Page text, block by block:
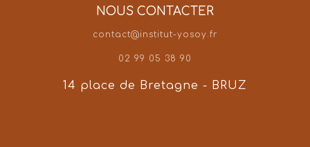
NOUS CONTACTER
contact@institut-yosoy.fr
02 99 05 38 90
14 place de Bretagne - BRUZ